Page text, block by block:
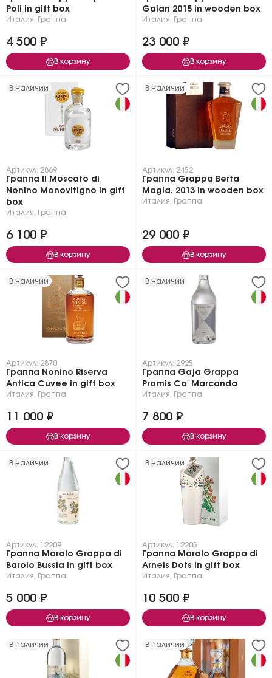
Poli in gift box
Италия Граппа
4 500 ₽
В корзину
Gaian 2015 in wooden box
Италия Граппа
23 000 ₽
В корзину
В наличии
Артикул: 2869
Граппа Il Moscato di
Nonino Monovitigno in gift
box
Италия Граппа
6 100 ₽
В корзину
В наличии
Артикул: 2452
Граппа Grappa Berta
Magia, 2013 in wooden box
Италия Граппа
29 000 ₽
В корзину
В наличии
Артикул: 2870
Граппа Nonino Riserva
Antica Cuvee in gift box
Италия Граппа
11 000 ₽
В корзину
В наличии
Артикул: 2925
Граппа Gaja Grappa
Promis Ca' Marcanda
Италия Граппа
7 800 ₽
В корзину
В наличии
Артикул: 12209
Граппа Marolo Grappa di
Barolo Bussia in gift box
Италия Граппа
5 000 ₽
В корзину
В наличии
Артикул: 12205
Граппа Marolo Grappa di
Arneis Dots in gift box
Италия Граппа
10 500 ₽
В корзину
В наличии В наличии